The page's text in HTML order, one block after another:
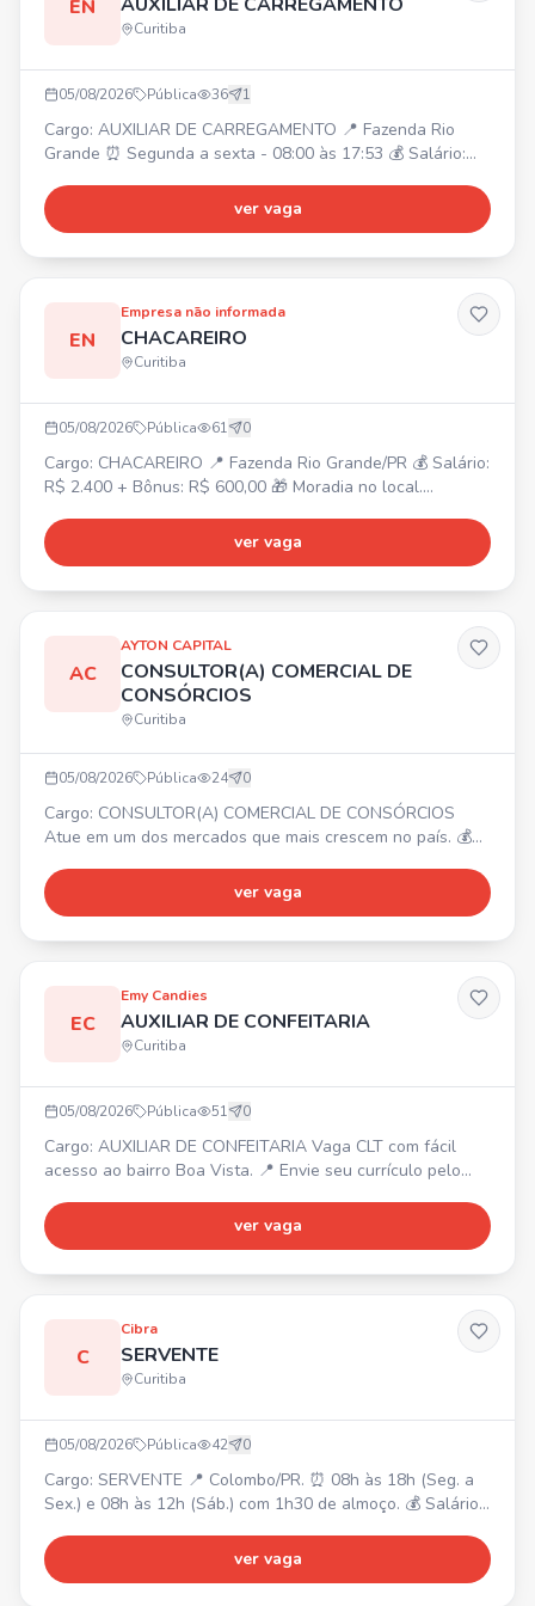
comunicação. Benefícios: VT, VR/VA, plano de saúde e
odontológico, seguro de vida, auxílio-creche, plano de
PCD e pessoas 50+.
EN
Curitiba
05/08/2026 Pública 36 1
Cargo: AUXILIAR DE CARREGAMENTO 📍 Fazenda Rio
Grande ⏰ Segunda a sexta - 08:00 às 17:53 💰 Salário:
alimentação no local. Requisitos: - Residir na Fazenda Rio
Grande ou de fácil acesso. - Experiência comprovada em
ver vaga
EN
Empresa não informada
CHACAREIRO
Curitiba
05/08/2026 Pública 61 0
Cargo: CHACAREIRO 📍 Fazenda Rio Grande/PR 💰 Salário:
R$ 2.400 + Bônus: R$ 600,00 🎁 Moradia no local.
de grama, jardim, horta, pomar, limpeza e pequenos
reparos. Requisitos: Experiência como chacareiro/caseiro,
ver vaga
AC
AYTON CAPITAL
CONSULTOR(A) COMERCIAL DE
CONSÓRCIOS
Curitiba
05/08/2026 Pública 24 0
Cargo: CONSULTOR(A) COMERCIAL DE CONSÓRCIOS
Atue em um dos mercados que mais crescem no país. 💰
comissionado sem teto de ganhos. ✨ Para início imediato.
🧑‍💻 Treinamento completo, suporte e ferramentas. 📈
ver vaga
EC
Emy Candies
AUXILIAR DE CONFEITARIA
Curitiba
05/08/2026 Pública 51 0
Cargo: AUXILIAR DE CONFEITARIA Vaga CLT com fácil
acesso ao bairro Boa Vista. 📍 Envie seu currículo pelo
ver vaga
C
Cibra
SERVENTE
Curitiba
05/08/2026 Pública 42 0
Cargo: SERVENTE 📍 Colombo/PR. ⏰ 08h às 18h (Seg. a
Sex.) e 08h às 12h (Sáb.) com 1h30 de almoço. 💰 Salário
• Disposição para esforço físico. • Fácil acesso ao Centro
de Colombo. Responsabilidades: • Auxiliar em produção,
ver vaga